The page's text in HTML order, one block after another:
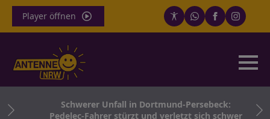
Player öffnen
Schwerer Unfall in Dortmund-Persebeck:
Pedelec-Fahrer stürzt und verletzt sich schwer